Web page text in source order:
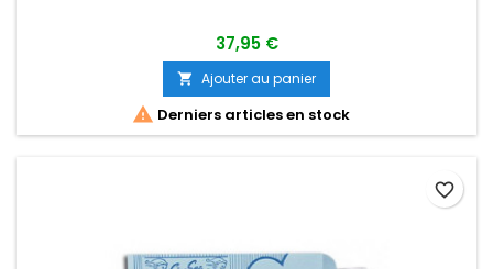
37,95 €
 Ajouter au panier
 Derniers articles en stock
favorite_border